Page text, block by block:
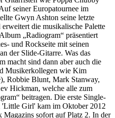
seiner Europatournee im
Gwyn Ashton seine letzte
die musikalische Palette
„Radiogram“ präsentiert
und Rockseite mit seinen
der Slide-Gitarre. Was das
macht sind dann aber auch die
Musikerkollegen wie Kim
Robbie Blunt, Mark Stanway,
Hickman, welche alle zum
beitragen. Die erste Single-
Girl' kam im Oktober 2012
Magazins sofort auf Platz 2. In der